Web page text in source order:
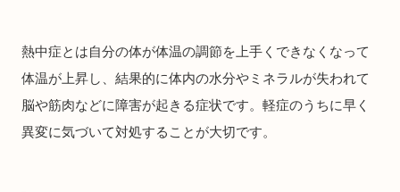
熱中症とは自分の体が体温の調節を上手くできなくなって
体温が上昇し、結果的に体内の水分やミネラルが失われて
脳や筋肉などに障害が起きる症状です。軽症のうちに早く
異変に気づいて対処することが大切です。